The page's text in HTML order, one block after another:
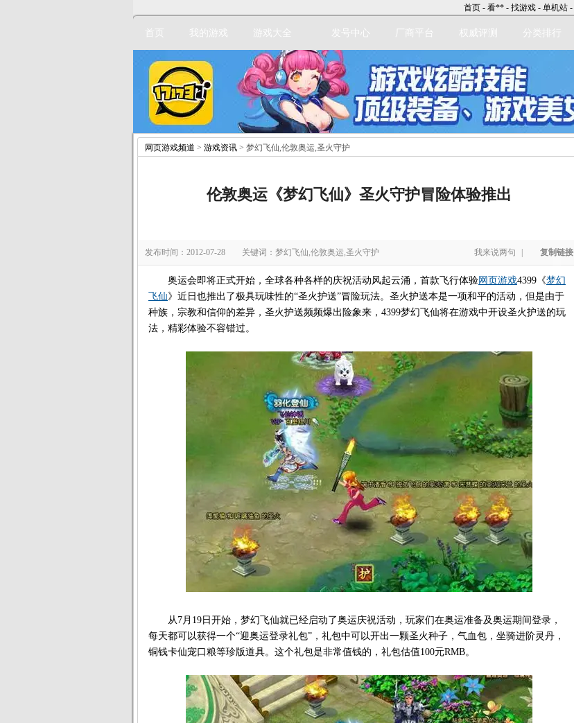
首页 - 看** - 找游戏 - 单机站 -
首页 我的游戏 游戏大全 发号中心 厂商平台 权威评测 分类排行
网页游戏频道 > 游戏资讯 > 梦幻飞仙,伦敦奥运,圣火守护
伦敦奥运《梦幻飞仙》圣火守护冒险体验推出
发布时间：2012-07-28 关键词：梦幻飞仙,伦敦奥运,圣火守护 我来说两句 复制链接
奥运会即将正式开始，全球各种各样的庆祝活动风起云涌，首款飞行体验网页游戏4399《梦幻
飞仙》近日也推出了极具玩味性的“圣火护送”冒险玩法。圣火护送本是一项和平的活动，但是由于
种族，宗教和信仰的差异，圣火护送频频爆出险象来，4399梦幻飞仙将在游戏中开设圣火护送的玩
法，精彩体验不容错过。
从7月19日开始，梦幻飞仙就已经启动了奥运庆祝活动，玩家们在奥运准备及奥运期间登录，
每天都可以获得一个“迎奥运登录礼包”，礼包中可以开出一颗圣火种子，气血包，坐骑进阶灵丹，
铜钱卡仙宠口粮等珍版道具。这个礼包是非常值钱的，礼包估值100元RMB。
立即注册